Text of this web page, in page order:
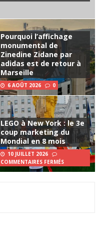
Pourquoi l’affichage
monumental de
Zinedine Zidane par
adidas est de retour à
Marseille
6 AOÛT 2026 0
LEGO à New York : le 3e
coup marketing du
Mondial en 8 mois
10 JUILLET 2026
COMMENTAIRES FERMÉS